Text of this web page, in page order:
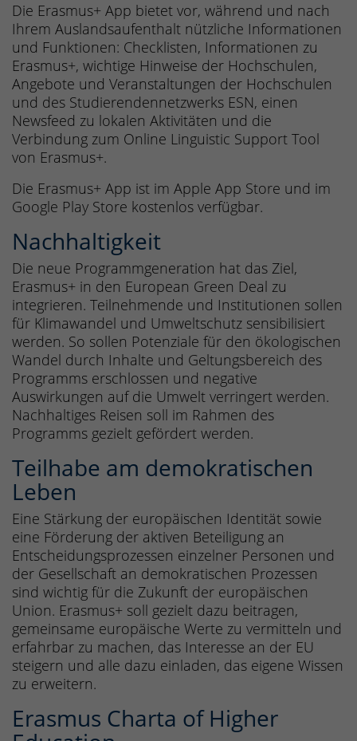
Die Erasmus+ App bietet vor, während und nach
Ihrem Auslandsaufenthalt nützliche Informationen
und Funktionen: Checklisten, Informationen zu
Erasmus+, wichtige Hinweise der Hochschulen,
Angebote und Veranstaltungen der Hochschulen
und des Studierendennetzwerks ESN, einen
Newsfeed zu lokalen Aktivitäten und die
Verbindung zum Online Linguistic Support Tool
von Erasmus+.
Die Erasmus+ App ist im Apple App Store und im
Google Play Store kostenlos verfügbar.
Nachhaltigkeit
Die neue Programmgeneration hat das Ziel,
Erasmus+ in den European Green Deal zu
integrieren. Teilnehmende und Institutionen sollen
für Klimawandel und Umweltschutz sensibilisiert
werden. So sollen Potenziale für den ökologischen
Wandel durch Inhalte und Geltungsbereich des
Programms erschlossen und negative
Auswirkungen auf die Umwelt verringert werden.
Nachhaltiges Reisen soll im Rahmen des
Programms gezielt gefördert werden.
Teilhabe am demokratischen
Leben
Eine Stärkung der europäischen Identität sowie
eine Förderung der aktiven Beteiligung an
Entscheidungsprozessen einzelner Personen und
der Gesellschaft an demokratischen Prozessen
sind wichtig für die Zukunft der europäischen
Union. Erasmus+ soll gezielt dazu beitragen,
gemeinsame europäische Werte zu vermitteln und
erfahrbar zu machen, das Interesse an der EU
steigern und alle dazu einladen, das eigene Wissen
zu erweitern.
Erasmus Charta of Higher